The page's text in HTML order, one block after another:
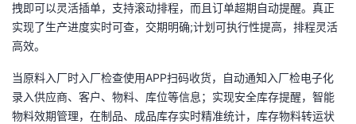
拽即可以灵活插单，支持滚动排程，而且订单超期自动提醒。真正
实现了生产进度实时可查，交期明确;计划可执行性提高，排程灵活
高效。
当原料入厂时入厂检查使用APP扫码收货，自动通知入厂检电子化
录入供应商、客户、物料、库位等信息；实现安全库存提醒，智能
物料效期管理，在制品、成品库存实时精准统计，库存物料转运状